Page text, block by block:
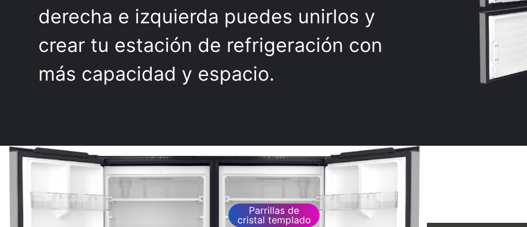
derecha e izquierda puedes unirlos y
crear tu estación de refrigeración con
más capacidad y espacio.
Parrillas de
cristal templado